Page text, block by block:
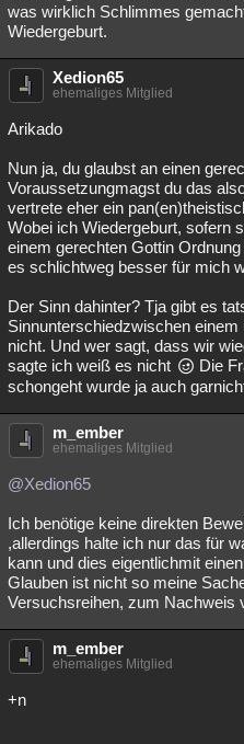
was wirklich Schlimmes
Wiedergeburt.
Xedion65
ehemaliges Mitglied
Arikado
Nun ja, du glaubst an einen
Voraussetzungmagst du das
vertrete eher ein
Wobei ich Wiedergeburt, sofern
einem gerechten Gottin
es schlichtweg besser für mich
Der Sinn dahinter? Tja gibt es
Sinnunterschiedzwischen
nicht. Und wer sagt, dass wir
sagte ich weiß es nicht
Die
schongeht wurde ja auch
m_ember
ehemaliges Mitglied
@Xedion65
Ich benötige keine direkten
,allerdings halte ich nur das für
kann und dies eigentlichmit
Glauben ist nicht so meine
Versuchsreihen, zum Nachweis
m_ember
ehemaliges Mitglied
+n